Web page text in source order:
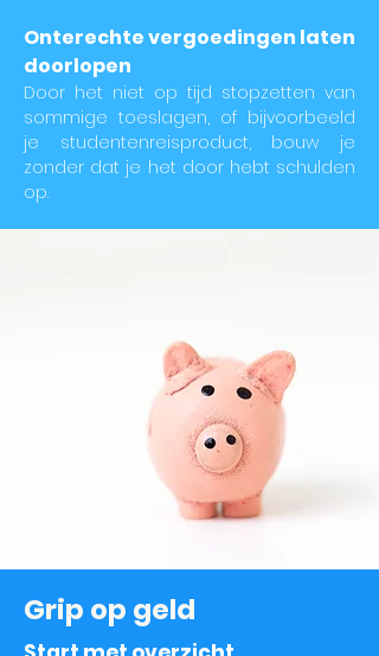
Onterechte vergoedingen laten
doorlopen
Door het niet op tijd stopzetten van
sommige toeslagen, of bijvoorbeeld
je studentenreisproduct, bouw je
zonder dat je het door hebt schulden
op.
Grip op geld